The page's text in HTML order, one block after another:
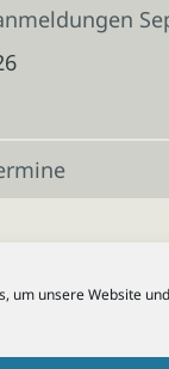
um unsere Website